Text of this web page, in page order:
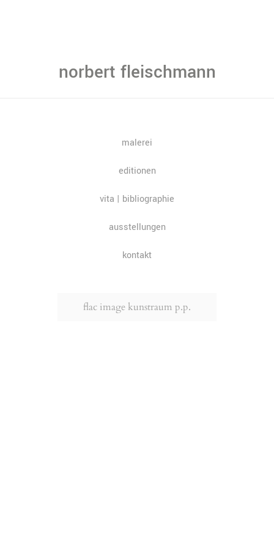
norbert fleischmann
malerei
editionen
vita | bibliographie
ausstellungen
kontakt
flac image kunstraum p.p.